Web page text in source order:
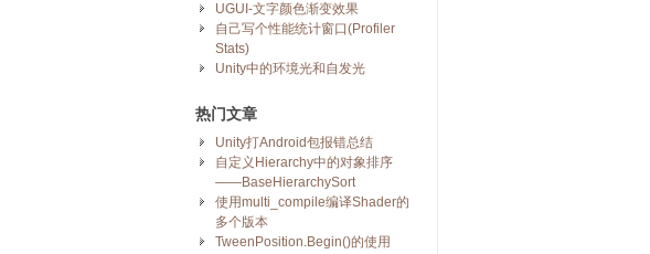
UGUI-文字颜色渐变效果
自己写个性能统计窗口(Profiler
Stats)
Unity中的环境光和自发光
热门文章
Unity打Android包报错总结
自定义Hierarchy中的对象排序
——BaseHierarchySort
使用multi_compile编译Shader的
多个版本
TweenPosition.Begin()的使用